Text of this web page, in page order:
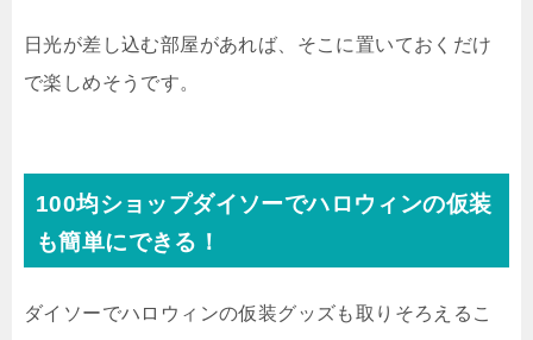
日光が差し込む部屋があれば、そこに置いておくだけ
で楽しめそうです。
100均ショップダイソーでハロウィンの仮装
も簡単にできる！
ダイソーでハロウィンの仮装グッズも取りそろえるこ